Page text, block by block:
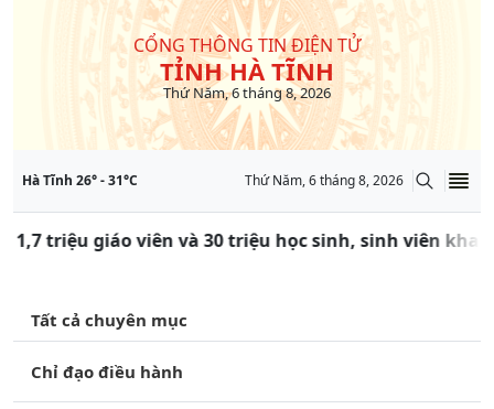
CỔNG THÔNG TIN ĐIỆN TỬ
TỈNH HÀ TĨNH
Thứ Năm, 6 tháng 8, 2026
Hà Tĩnh 26° -31°C Thứ Năm, 6 tháng 8, 2026
1,7 triệu giáo viên và 30 triệu học sinh, sinh viên khai
Tất cả chuyên mục
Chỉ đạo điều hành